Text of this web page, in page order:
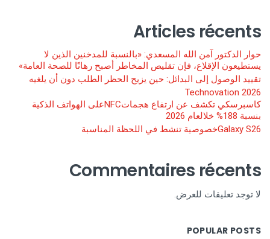
Articles récents
حوار الدكتور آمن الله المسعدي: «بالنسبة للمدخنين الذين لا
يستطيعون الإقلاع، فإن تقليص المخاطر أصبح رهانًا للصحة العامة»
تقييد الوصول إلى البدائل: حين يزيح الحظر الطلب دون أن يلغيه
Technovation 2026
كاسبرسكي تكشف عن ارتفاع هجماتNFCعلى الهواتف الذكية
بنسبة 188% خلالعام 2026
Galaxy S26خصوصية تنشط في اللحظة المناسبة
Commentaires récents
لا توجد تعليقات للعرض.
POPULAR POSTS